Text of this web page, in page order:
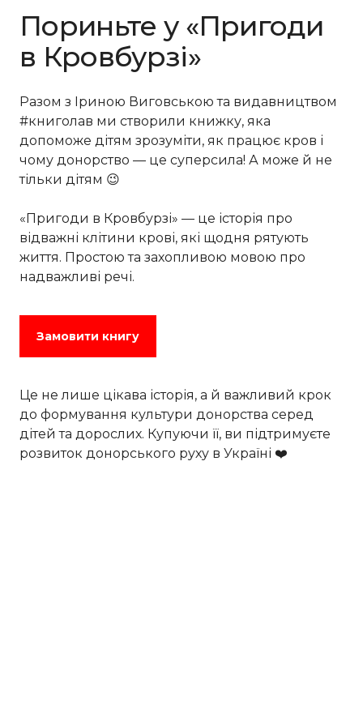
Пориньте у «Пригоди
в Кровбурзі»
Разом з Іриною Виговською та видавництвом
#книголав ми створили книжку, яка
допоможе дітям зрозуміти, як працює кров і
чому донорство — це суперсила! А може й не
тільки дітям 😉
«Пригоди в Кровбурзі» — це історія про
відважні клітини крові, які щодня рятують
життя. Простою та захопливою мовою про
надважливі речі.
Замовити книгу
Це не лише цікава історія, а й важливий крок
до формування культури донорства серед
дітей та дорослих. Купуючи її, ви підтримуєте
розвиток донорського руху в Україні ❤️